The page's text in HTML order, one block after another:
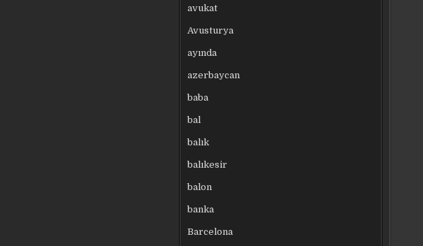
avukat
Avusturya
ayında
azerbaycan
baba
bal
balık
balıkesir
balon
banka
Barcelona